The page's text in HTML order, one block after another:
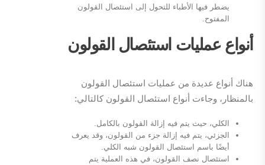
يضطر فيها الأطباء للتحول إلى استئصال القولون
المفتوح.
أنواع عمليات استئصال القولون
هناك أنواع عديدة من عمليات استئصال القولون
بالمنظار، وجاءت أنواع استئصال القولون كالتالي:
الكلي، حيث يتم فيه إزالة القولون بالكامل.
الجزئي، يتم فيه إزالة جزء من القولون، وقد يعرف
أيضًا باسم استئصال القولون شبه الكلي.
استئصال نصف القولون، في هذه العملية يتم